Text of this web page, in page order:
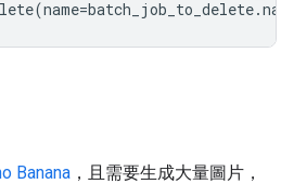
(name=batch_job_to_delete.
Banana ，且需要生成大量圖片，